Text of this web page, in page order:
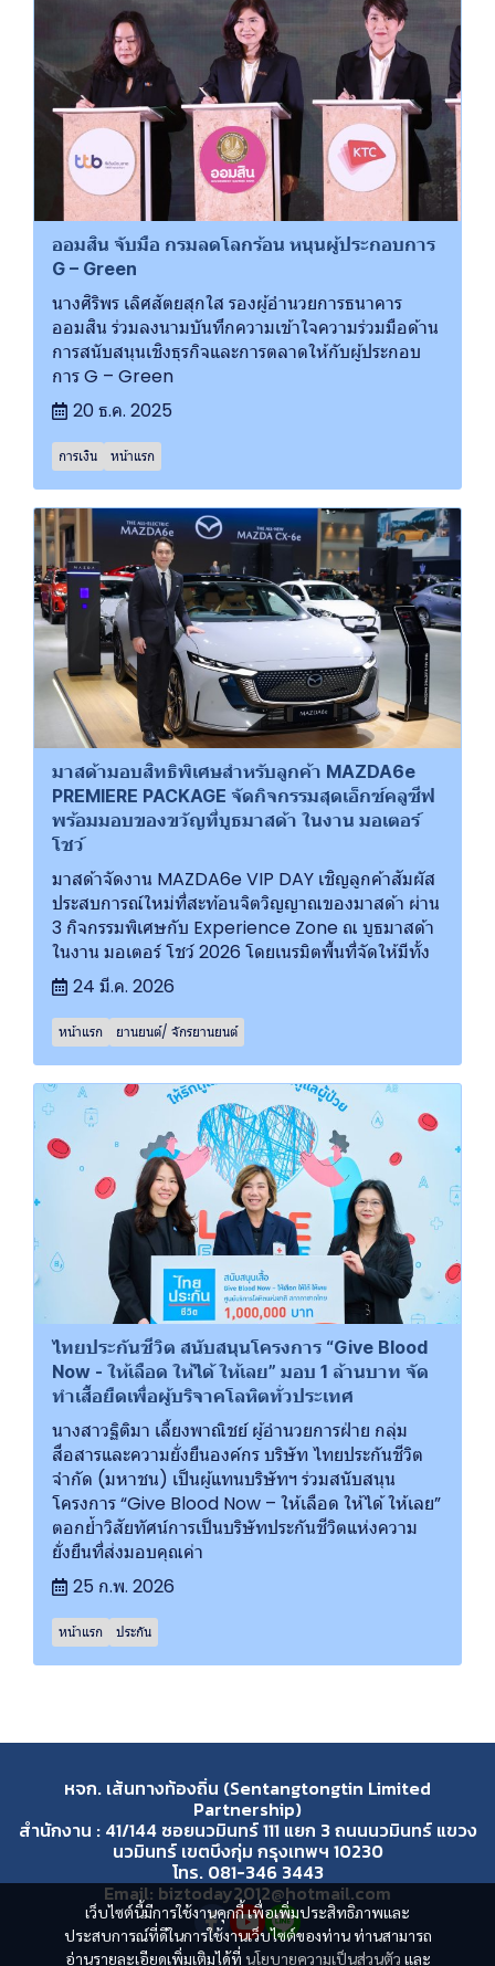
ออมสิน จับมือ กรมลดโลกร้อน หนุนผู้ประกอบการ
G – Green
นางศิริพร เลิศสัตยสุกใส รองผู้อำนวยการธนาคาร
ออมสิน ร่วมลงนามบันทึกความเข้าใจความร่วมมือด้าน
การสนับสนุนเชิงธุรกิจและการตลาดให้กับผู้ประกอบ
การ G – Green
20 ธ.ค. 2025
การเงิน หน้าแรก
มาสด้ามอบสิทธิพิเศษสำหรับลูกค้า MAZDA6e
PREMIERE PACKAGE จัดกิจกรรมสุดเอ็กซ์คลูซีฟ
พร้อมมอบของขวัญที่บูธมาสด้า ในงาน มอเตอร์
โชว์
มาสด้าจัดงาน MAZDA6e VIP DAY เชิญลูกค้าสัมผัส
ประสบการณ์ใหม่ที่สะท้อนจิตวิญญาณของมาสด้า ผ่าน
3 กิจกรรมพิเศษกับ Experience Zone ณ บูธมาสด้า
ในงาน มอเตอร์ โชว์ 2026 โดยเนรมิตพื้นที่จัดให้มีทั้ง
24 มี.ค. 2026
หน้าแรก ยานยนต์/ จักรยานยนต์
ไทยประกันชีวิต สนับสนุนโครงการ “Give Blood
Now - ให้เลือด ให้ได้ ให้เลย” มอบ 1 ล้านบาท จัด
ทำเสื้อยืดเพื่อผู้บริจาคโลหิตทั่วประเทศ
นางสาวฐิติมา เลี้ยงพาณิชย์ ผู้อำนวยการฝ่าย กลุ่ม
สื่อสารและความยั่งยืนองค์กร บริษัท ไทยประกันชีวิต
จำกัด (มหาชน) เป็นผู้แทนบริษัทฯ ร่วมสนับสนุน
โครงการ “Give Blood Now – ให้เลือด ให้ได้ ให้เลย”
ตอกย้ำวิสัยทัศน์การเป็นบริษัทประกันชีวิตแห่งความ
ยั่งยืนที่ส่งมอบคุณค่า
25 ก.พ. 2026
หน้าแรก ประกัน
เว็บไซต์นี้มีการใช้งานคุกกี้ เพื่อเพิ่มประสิทธิภาพและ
ประสบการณ์ที่ดีในการใช้งานเว็บไซต์ของท่าน ท่านสามารถ
อ่านรายละเอียดเพิ่มเติมได้ที่ นโยบายความเป็นส่วนตัว และ
หจก. เส้นทางท้องถิ่น (Sentangtongtin Limited
Partnership)
สำนักงาน : 41/144 ซอยนวมินทร์ 111 แยก 3 ถนนนวมินทร์ แขวง
นวมินทร์ เขตบึงกุ่ม กรุงเทพฯ 10230
โทร. 081-346 3443
Email: biztoday2012@hotmail.com